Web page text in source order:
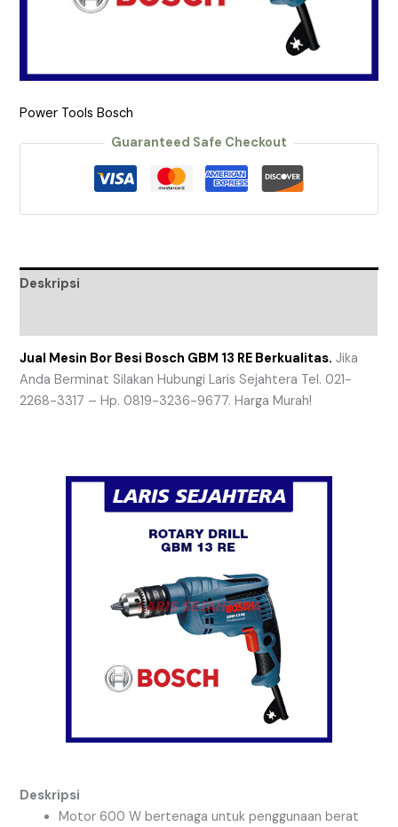
Power Tools Bosch
Guaranteed Safe Checkout
Deskripsi
Jual Mesin Bor Besi Bosch GBM 13 RE Berkualitas. Jika
Anda Berminat Silakan Hubungi Laris Sejahtera Tel. 021-
2268-3317 – Hp. 0819-3236-9677. Harga Murah!
Deskripsi
Motor 600 W bertenaga untuk penggunaan berat